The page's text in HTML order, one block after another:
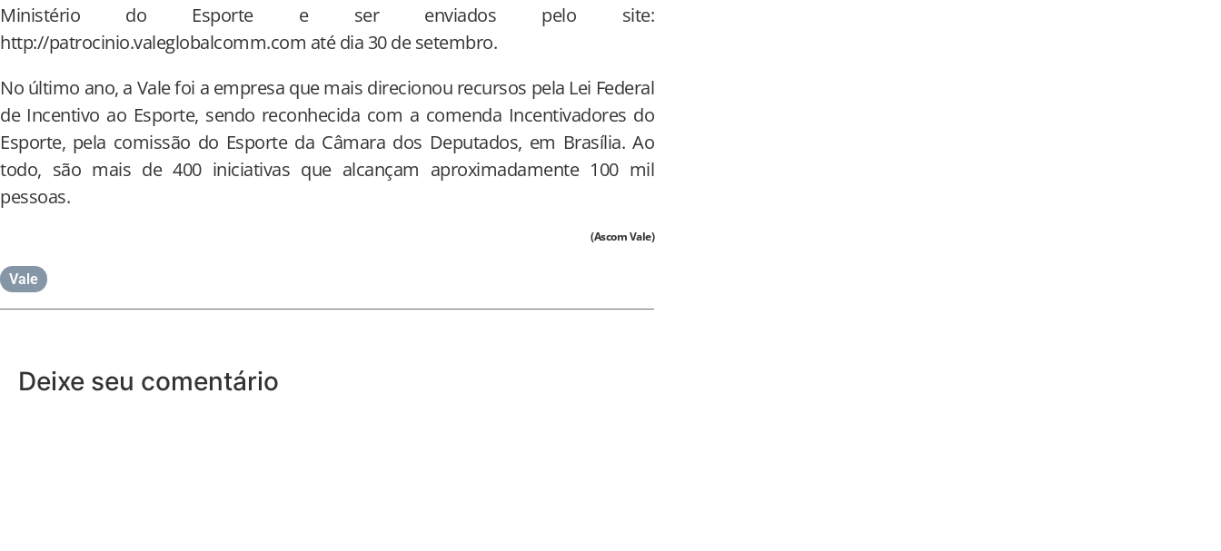
Ministério do Esporte e ser enviados pelo site:
http://patrocinio.valeglobalcomm.com até dia 30 de setembro.
No último ano, a Vale foi a empresa que mais direcionou recursos pela Lei Federal
de Incentivo ao Esporte, sendo reconhecida com a comenda Incentivadores do
Esporte, pela comissão do Esporte da Câmara dos Deputados, em Brasília. Ao
todo, são mais de 400 iniciativas que alcançam aproximadamente 100 mil
pessoas.
(Ascom Vale)
Vale
Deixe seu comentário